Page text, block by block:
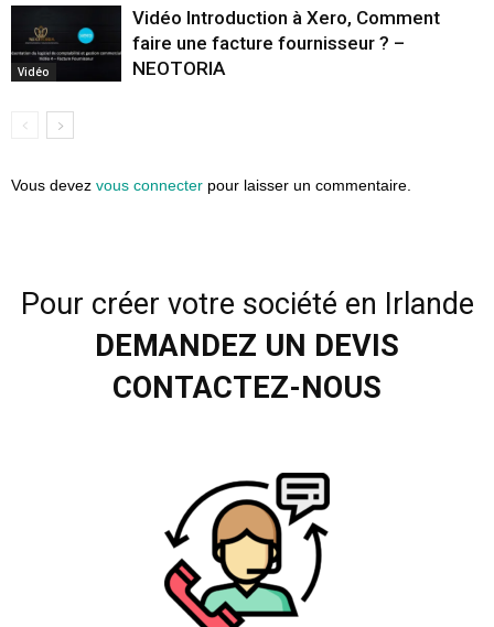
Vidéo
Vidéo Introduction à Xero, Comment
faire une facture fournisseur ? –
NEOTORIA
Vous devez vous connecter pour laisser un commentaire.
Pour créer votre société en Irlande
DEMANDEZ UN DEVIS
CONTACTEZ-NOUS